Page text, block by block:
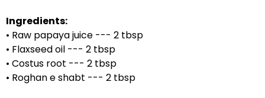
Ingredients:
• Raw papaya juice --- 2 tbsp
• Flaxseed oil --- 2 tbsp
• Costus root --- 2 tbsp
• Roghan e shabt --- 2 tbsp